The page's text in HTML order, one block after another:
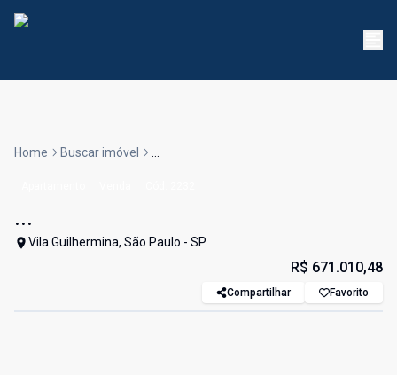
Home Buscar imóvel ...
...
Vila Guilhermina, São Paulo - SP
R$ 671.010,48
Compartilhar Favorito